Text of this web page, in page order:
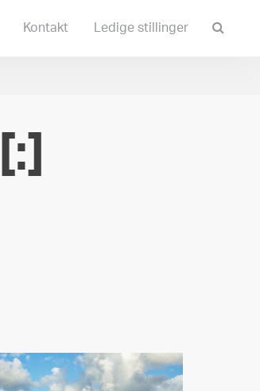
Søk
Kontakt Ledige stillinger